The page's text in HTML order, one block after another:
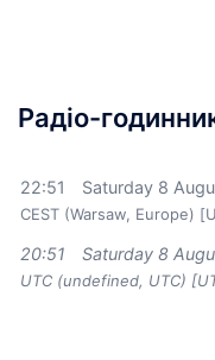
Радіо-
22:51 Saturday 8
CEST (Warsaw, Europe)
20:51 Saturday 8
UTC (undefined, UTC)